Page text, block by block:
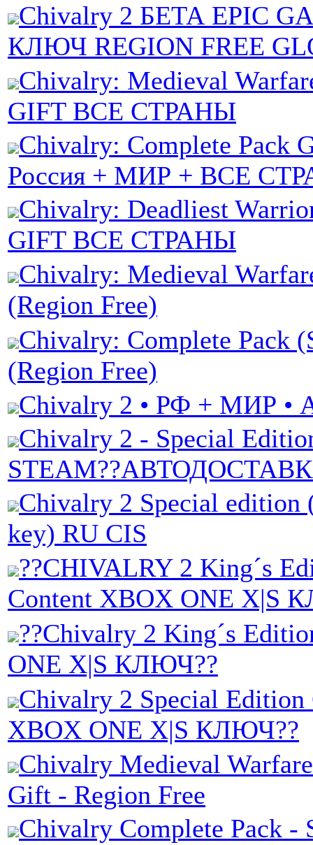
Chivalry 2 БЕТА EPIC
КЛЮЧ REGION FREE
Chivalry: Medieval
GIFT ВСЕ СТРАНЫ
Chivalry: Complete Pack
Россия + МИР + ВСЕ
Chivalry: Deadliest
GIFT ВСЕ СТРАНЫ
Chivalry: Medieval
(Region Free)
Chivalry: Complete Pack
(Region Free)
Chivalry 2 • РФ + МИР •
Chivalry 2 - Special
Chivalry 2 Special edition
key) RU CIS
??CHIVALRY 2 King´s
Content XBOX ONE X|S
??Chivalry 2 King´s
ONE X|S КЛЮЧ??
Chivalry 2 Special Edition
XBOX ONE X|S КЛЮЧ??
Chivalry Medieval
Gift - Region Free
Chivalry Complete Pack -